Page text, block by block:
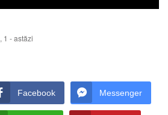
, 1 - astăzi
Facebook Messenger